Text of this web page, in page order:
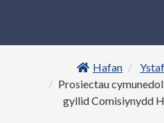
Hafan
Prosiectau
gyllid Comisiynydd